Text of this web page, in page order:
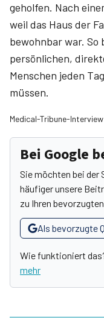
geholfen. Nach
weil das Haus der
bewohnbar war. So
persönlichen,
Menschen jeden
müssen.
Medical-Tribune-Interview
Bei Google
Sie möchten bei der
häufiger unsere
zu Ihren
Als bevorzugte
Wie funktioniert
mehr